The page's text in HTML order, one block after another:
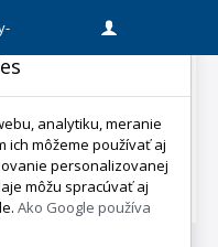
analytiku, meranie
ich môžeme používať aj
personalizovanej
môžu spracúvať aj
Ako Google používa